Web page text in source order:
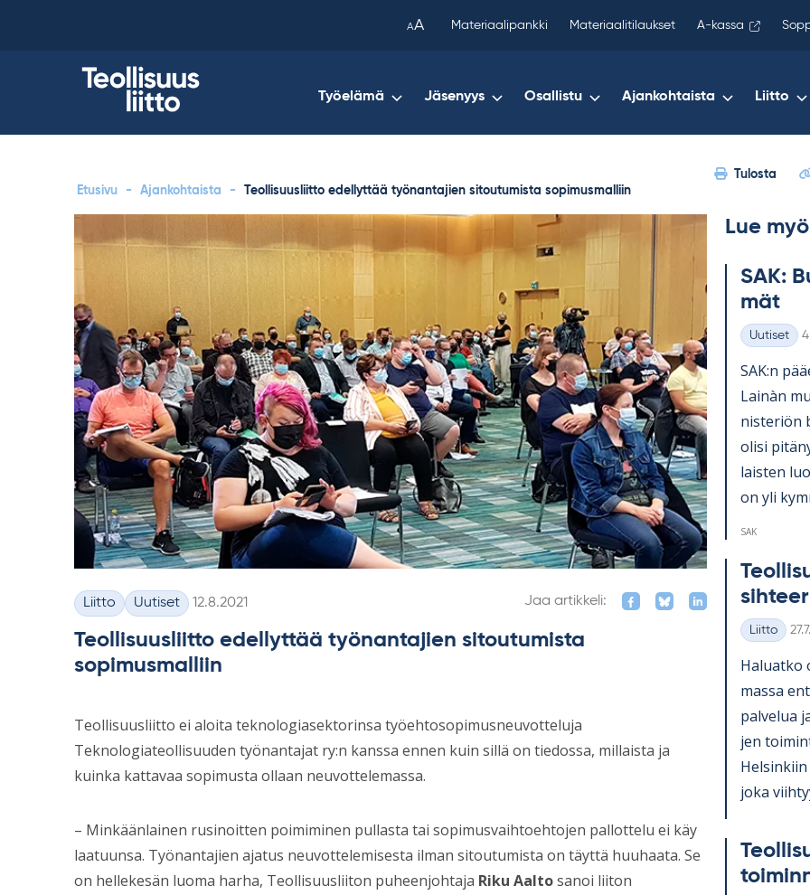
AA Materiaalipankki Materiaalitilaukset A-kassa
Työelämä Jäsenyys Osallistu Ajankohtaista Liitto
Etusivu - Ajankohtaista - Teollisuusliitto edellyttää työnantajien sitoutumista sopimusmalliin
Tulosta
Kategoriat
Liitto Uutiset Kirjoitettu
12.8.2021 Jaa artikkeli:
Teollisuusliitto edellyttää työnantajien sitoutumista
sopimusmalliin
Teollisuusliitto ei aloita teknologiasektorinsa työehtosopimusneuvotteluja
Teknologiateollisuuden työnantajat ry:n kanssa ennen kuin sillä on tiedossa, millaista ja
kuinka kattavaa sopimusta ollaan neuvottelemassa.
– Minkäänlainen rusinoitten poimiminen pullasta tai sopimusvaihtoehtojen pallottelu ei käy
laatuunsa. Työnantajien ajatus neuvottelemisesta ilman sitoutumista on täyttä huuhaata. Se
on hellekesän luoma harha, Teollisuusliiton puheenjohtaja Riku Aaltosanoi liiton
Lue
SAK:
mät
Kategoriat
Uutiset
SAK:n
Lainàn
nis­te­riön
olisi
lais­ten
on yli
SAK
Kategoriat
Liitto
Ha­luatko
massa
pal­ve­lua
jen
joka
copied
your
clipboard.)